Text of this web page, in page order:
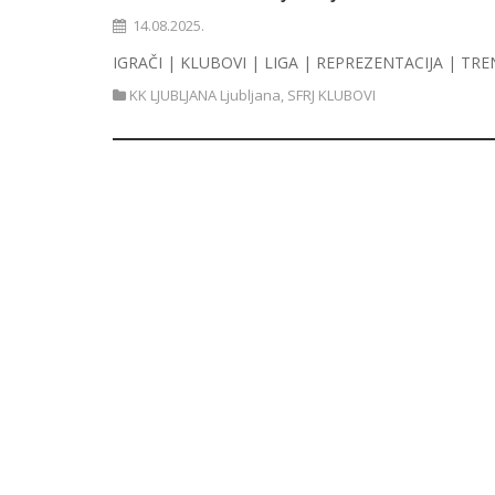
14.08.2025.
IGRAČI | KLUBOVI | LIGA | REPREZENTACIJA |
KK LJUBLJANA Ljubljana, SFRJ KLUBOVI